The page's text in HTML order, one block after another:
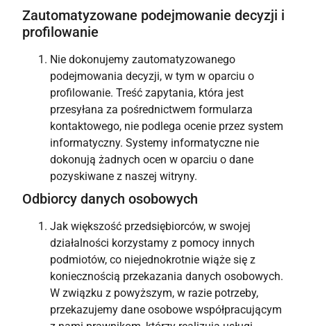
Zautomatyzowane podejmowanie decyzji i
profilowanie
Nie dokonujemy zautomatyzowanego
podejmowania decyzji, w tym w oparciu o
profilowanie. Treść zapytania, która jest
przesyłana za pośrednictwem formularza
kontaktowego, nie podlega ocenie przez system
informatyczny. Systemy informatyczne nie
dokonują żadnych ocen w oparciu o dane
pozyskiwane z naszej witryny.
Odbiorcy danych osobowych
Jak większość przedsiębiorców, w swojej
działalności korzystamy z pomocy innych
podmiotów, co niejednokrotnie wiąże się z
koniecznością przekazania danych osobowych.
W związku z powyższym, w razie potrzeby,
przekazujemy dane osobowe współpracującym